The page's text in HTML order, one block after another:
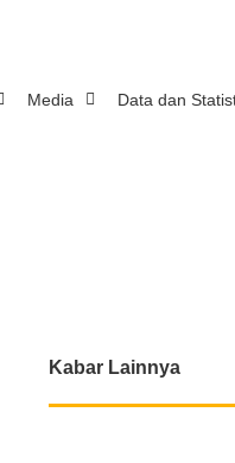
Media Data dan
Kabar Lainnya